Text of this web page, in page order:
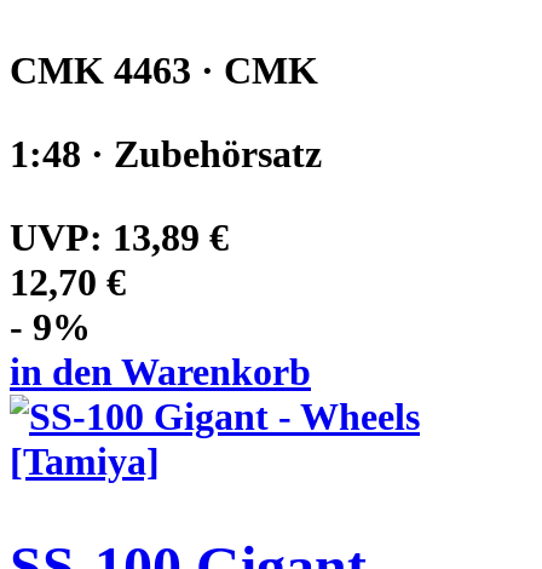
CMK 4463 · CMK
1:48 · Zubehörsatz
UVP: 13,89 €
12,70 €
- 9%
in den Warenkorb